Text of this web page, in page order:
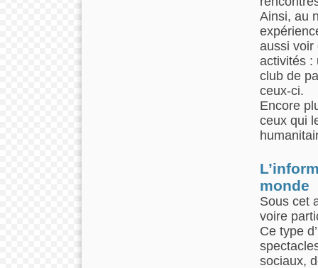
Ainsi, au
aussi voir
activités :
club de
ceux-ci.
Encore
ceux qui
monde
Sous cet
voire
Ce type
sociaux,